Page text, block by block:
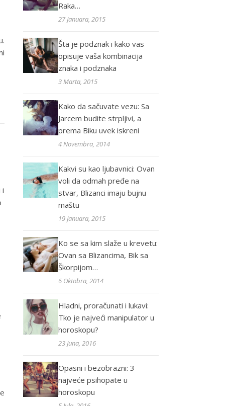
i
Raka…
27 Januara, 2015
Šta je podznak i kako vas
opisuje vaša kombinacija
znaka i podznaka
3 Marta, 2015
Kako da sačuvate vezu: Sa
Jarcem budite strpljivi, a
prema Biku uvek iskreni
4 Novembra, 2014
Kakvi su kao ljubavnici: Ovan
voli da odmah pređe na
stvar, Blizanci imaju bujnu
maštu
19 Januara, 2015
Ko se sa kim slaže u krevetu:
Ovan sa Blizancima, Bik sa
Škorpijom…
6 Oktobra, 2014
Hladni, proračunati i lukavi:
Tko je najveći manipulator u
horoskopu?
23 Juna, 2016
Opasni i bezobrazni: 3
najveće psihopate u
horoskopu